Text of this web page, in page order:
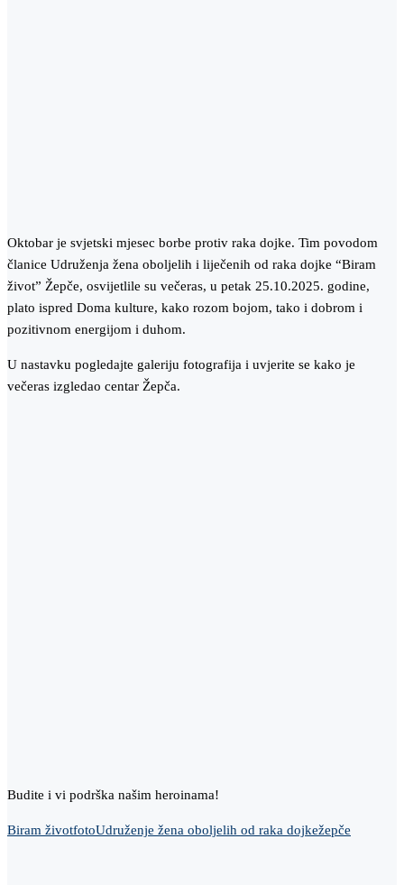
Oktobar je svjetski mjesec borbe protiv raka dojke. Tim povodom
članice Udruženja žena oboljelih i liječenih od raka dojke “Biram
život” Žepče, osvijetlile su večeras, u petak 25.10.2025. godine,
plato ispred Doma kulture, kako rozom bojom, tako i dobrom i
pozitivnom energijom i duhom.
U nastavku pogledajte galeriju fotografija i uvjerite se kako je
večeras izgledao centar Žepča.
Budite i vi podrška našim heroinama!
Biram životfotoUdruženje žena oboljelih od raka dojkežepče